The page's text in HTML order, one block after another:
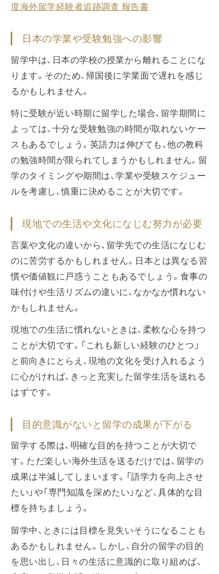
度海外留学経験者追跡調査 報告書
日本の学業や受験勉強への影響
留学中は、日本の学校の授業から離れることにな
ります。そのため、帰国後に学業面で遅れを感じ
るかもしれません。
特に受験が近い時期に留学した場合、留学期間に
よっては、十分な受験勉強の時間が取れないケー
スもあるでしょう。英語力は伸びても、他の教科
の勉強時間が限られてしまうかもしれません。留
学のタイミングや期間は、学業や受験スケジュー
ルを考慮し、慎重に決めることが大切です。
現地での生活や文化になじむ努力が必要
言葉や文化の違いから、留学先での生活になじむ
のに苦労するかもしれません。日本とは異なる習
慣や価値観に戸惑うこともあるでしょう。食事の
味付けや生活リズムの違いに、なかなか慣れない
かもしれません。
現地での生活に慣れないときは、柔軟な心を持つ
ことが大切です。「これも新しい経験のひとつ」
と前向きにとらえ、現地の文化を受け入れるよう
に心がければ、きっと充実した留学生活を送れる
はずです。
目的意識がないと留学の成果が下がる
留学する際は、明確な目的を持つことが大切で
す。ただ楽しい海外生活を送るだけでは、留学の
成果は半減してしまいます。「語学力を向上させ
たい」や「専門知識を深めたい」など、具体的な目
標を持ちましょう。
留学中、ときには目標を見失いそうになることも
あるかもしれません。しかし、自分の留学の目的
を思い出し、日々の生活に意識的に取り組めば、